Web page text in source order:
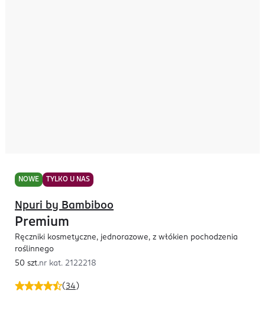
NOWE TYLKO U NAS
(34 )
Npuri by Bambiboo
Premium
Ręczniki kosmetyczne, jednorazowe, z włókien pochodzenia
roślinnego
50 szt.nr kat. 2122218